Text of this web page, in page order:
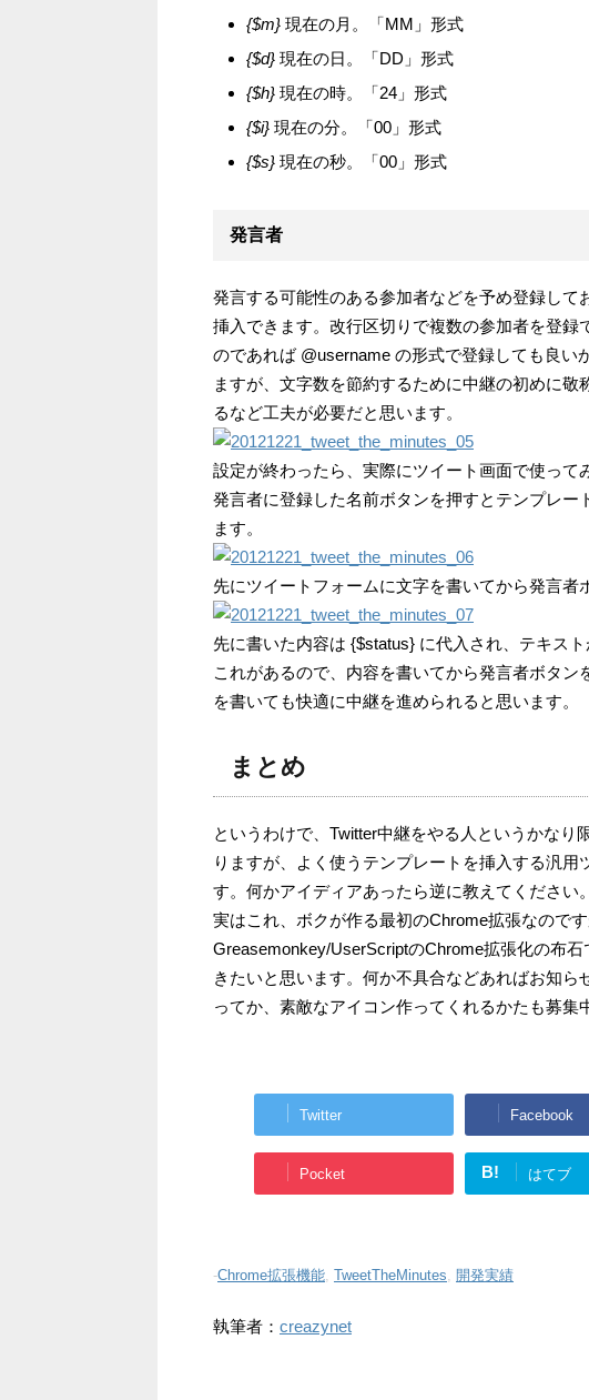
{$m} 現在の月。「MM」形式
{$d} 現在の日。「DD」形式
{$h} 現在の時。「24」形式
{$i} 現在の分。「00」形式
{$s} 現在の秒。「00」形式
発言者
発言する可能性のある参加者などを予め登録して
挿入できます。改行区切りで複数の参加者を登録
のであれば @username の形式で登録しても良い
ますが、文字数を節約するために中継の初めに
るなど工夫が必要だと思います。
設定が終わったら、実際にツイート画面で使って
発言者に登録した名前ボタンを押すとテンプレ
ます。
先にツイートフォームに文字を書いてから発言者
先に書いた内容は {$status} に代入され、テキスト
これがあるので、内容を書いてから発言者ボタ
を書いても快適に中継を進められると思います。
まとめ
というわけで、Twitter中継をやる人というかな
りますが、よく使うテンプレートを挿入する汎
す。何かアイディアあったら逆に教えてください。
実はこれ、ボクが作る最初のChrome拡張なので
Greasemonkey/UserScriptのChrome拡張化の布
きたいと思います。何か不具合などあればお知ら
ってか、素敵なアイコン作ってくれるかたも募集
Twitter Facebook
Pocket B! はてブ
-Chrome拡張機能, TweetTheMinutes, 開発実績
執筆者： creazynet